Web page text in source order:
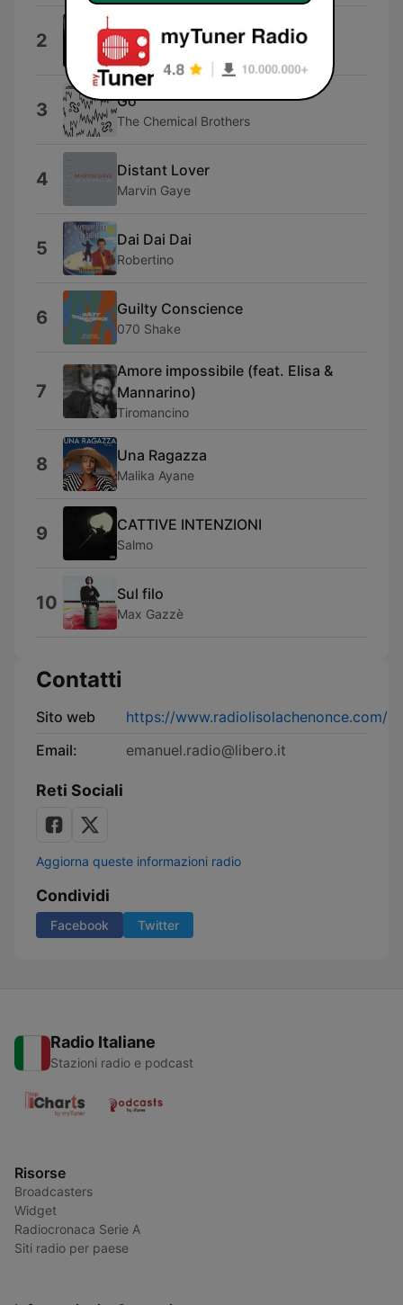
2 IAM*67
*sixtyseven
3 Go
The Chemical Brothers
4 Distant Lover
Marvin Gaye
5 Dai Dai Dai
Robertino
6 Guilty Conscience
070 Shake
7
Amore impossibile (feat. Elisa &
Mannarino)
Tiromancino
8 Una Ragazza
Malika Ayane
9 CATTIVE INTENZIONI
Salmo
10 Sul filo
Max Gazzè
Contatti
Sito web
https://www.radiolisolachenonce.com/
Email:
emanuel.radio@libero.it
Reti Sociali
Aggiorna queste informazioni radio
Condividi
Facebook Twitter
Radio Italiane
Stazioni radio e podcast
Risorse
Broadcasters
Widget
Radiocronaca Serie A
Siti radio per paese